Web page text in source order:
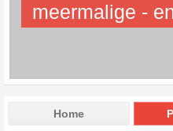
meermalige -
Home